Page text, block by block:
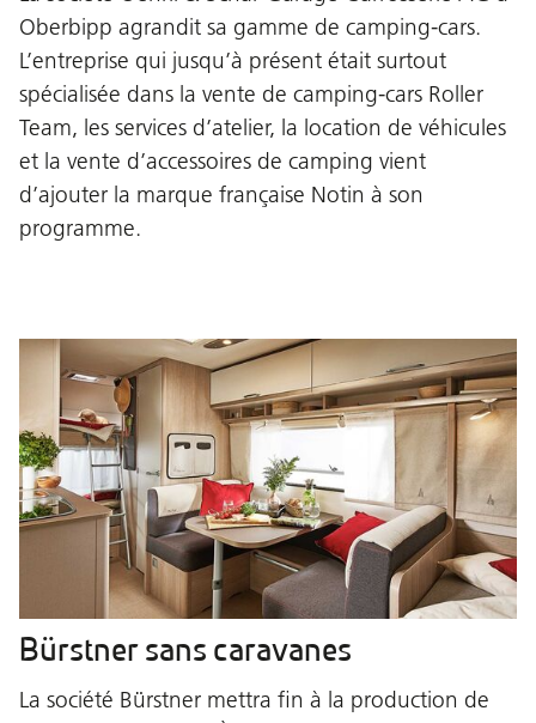
Oberbipp agrandit sa gamme de camping-cars.
L’entreprise qui jusqu’à présent était surtout
spécialisée dans la vente de camping-cars Roller
Team, les services d’atelier, la location de véhicules
et la vente d’accessoires de camping vient
d’ajouter la marque française Notin à son
programme.
Bürstner sans caravanes
La société Bürstner mettra fin à la production de